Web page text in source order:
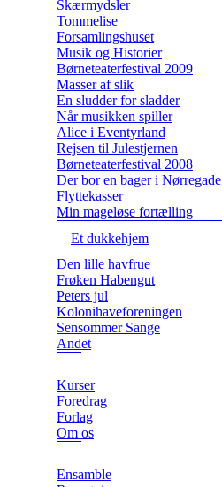
Skærmydsler
Tommelise
Forsamlingshuset
Musik og Historier
Børneteaterfestival 2009
Masser af slik
En sludder for sladder
Når musikken spiller
Alice i Eventyrland
Rejsen til Julestjernen
Børneteaterfestival 2008
Der bor en bager i Nørregade
Flyttekasser
Min mageløse fortælling
Et dukkehjem
Den lille havfrue
Frøken Habengut
Peters jul
Kolonihaveforeningen
Sensommer Sange
Andet
Kurser
Foredrag
Forlag
Om os
Ensamble